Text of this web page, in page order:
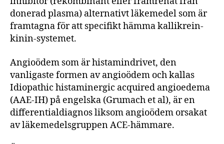
donerad plasma) alternativt läkemedel som är
framtagna för att specifikt hämma kallikrein-
kinin-systemet.
Angioödem som är histamindrivet, den
vanligaste formen av angioödem och kallas
Idiopathic histaminergic acquired angioedema
(AAE-IH) på engelska (Grumach et al), är en
differentialdiagnos liksom angioödem orsakat
av läkemedelsgruppen ACE-hämmare.